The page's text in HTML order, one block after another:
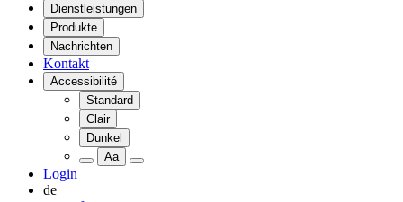
Dienstleistungen
Produkte
Nachrichten
Kontakt
Accessibilité
Standard
Clair
Dunkel
Aa
Login
de